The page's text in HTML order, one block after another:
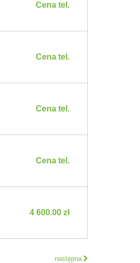
Cena tel.
Cena tel.
Cena tel.
Cena tel.
4 600.00 zł
następna